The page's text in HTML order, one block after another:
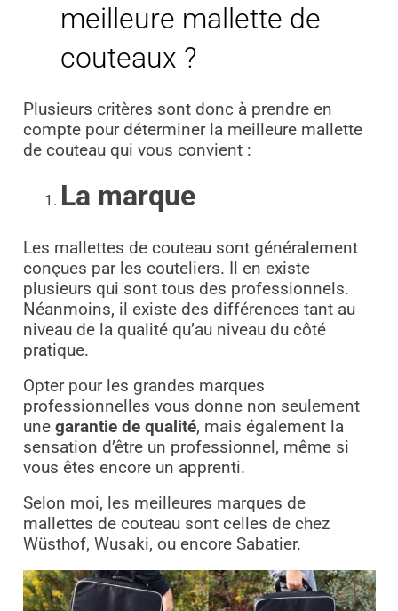
meilleure mallette de
couteaux ?
Plusieurs critères sont donc à prendre en
compte pour déterminer la meilleure mallette
de couteau qui vous convient :
La marque
Les mallettes de couteau sont généralement
conçues par les couteliers. Il en existe
plusieurs qui sont tous des professionnels.
Néanmoins, il existe des différences tant au
niveau de la qualité qu’au niveau du côté
pratique.
Opter pour les grandes marques
professionnelles vous donne non seulement
une garantie de qualité, mais également la
sensation d’être un professionnel, même si
vous êtes encore un apprenti.
Selon moi, les meilleures marques de
mallettes de couteau sont celles de chez
Wüsthof, Wusaki, ou encore Sabatier.